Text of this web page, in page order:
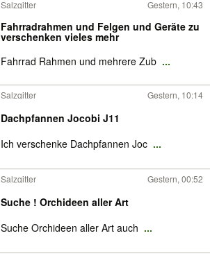
Salzgitter Gestern, 10:43
Fahrradrahmen und Felgen und Geräte zu
verschenken vieles mehr
Fahrrad Rahmen und mehrere Zub ...
Salzgitter Gestern, 10:14
Dachpfannen Jocobi J11
Ich verschenke Dachpfannen Joc ...
Salzgitter Gestern, 00:52
Suche ! Orchideen aller Art
Suche Orchideen aller Art auch ...